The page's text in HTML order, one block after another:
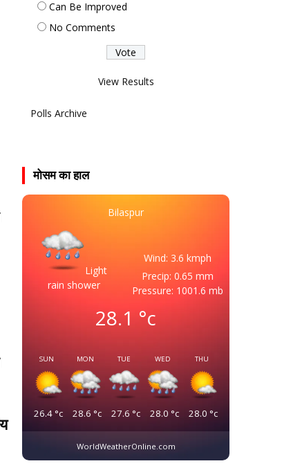
Can Be Improved
No Comments
View Results
Polls Archive
मोसम का हाल
Bilaspur
Light
rain shower
Wind: 3.6 kmph
Precip: 0.65 mm
Pressure: 1001.6 mb
28.1°c
SUN
26.4°c
MON
28.6 °c
TUE
27.6 °c
WED
28.0 °c
THU
28.0 °c
WorldWeatherOnline.com